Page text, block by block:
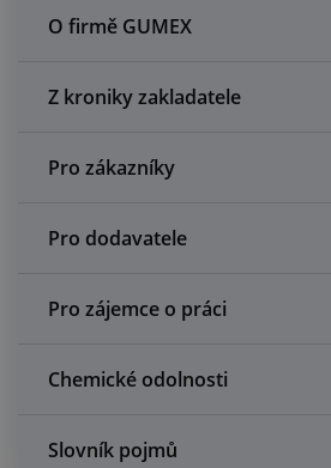
Vše o nákupu
O nás a kariéra
O firmě GUMEX
Z kroniky zakladatele
Pro zákazníky
Pro dodavatele
Pro zájemce o práci
Chemické odolnosti
Slovník pojmů